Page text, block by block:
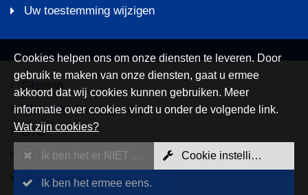
Uw toestemming wijzigen
Sitemap
Wettelijke kennisgeving
GTC
GTP
Privacybeleid
Cookies helpen ons om onze diensten te leveren. Door
gebruik te maken van onze diensten, gaat u ermee
akkoord dat wij cookies kunnen gebruiken. Meer
informatie over cookies vindt u onder de volgende link.
Wat zijn cookies?
Ik ben het er NIET mee eens Cookie instellingen
Ik ben het ermee eens.